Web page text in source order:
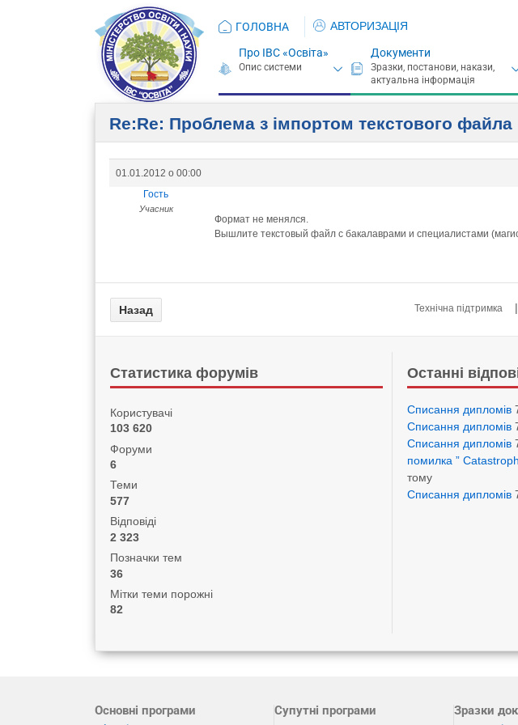
ГОЛОВНА АВТОРИЗАЦІЯ
Про ІВС «Освіта» Документи
Re:Re: Проблема з імпортом текстового файла
01.01.2012 о 00:00
Гость
Учасник
Формат не менялся.
Вышлите текстовый файл с бакалаврами и специалистами
Технічна підтримка |
Статистика форумів
Користувачі
103 620
Форуми
6
Теми
577
Відповіді
2 323
Позначки тем
36
Мітки теми порожні
82
Останні
Списання дипломів
Списання дипломів
Списання дипломів
помилка ”
тому
Списання дипломів
Основні програми Супутні програми Зразки